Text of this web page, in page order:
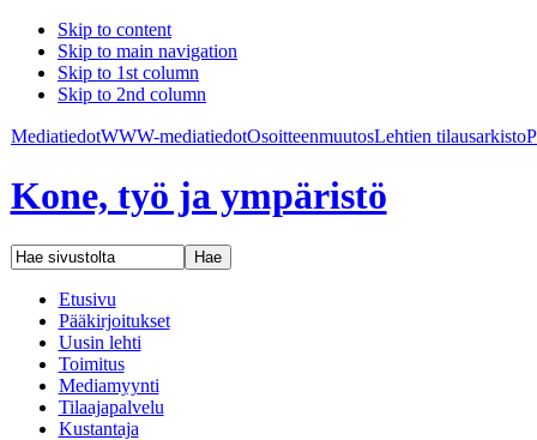
Skip to content
Skip to main navigation
Skip to 1st column
Skip to 2nd column
MediatiedotWWW-mediatiedotOsoitteenmuutosLehtien tilausarkisto
Kone, työ ja ympäristö
Etusivu
Pääkirjoitukset
Uusin lehti
Toimitus
Mediamyynti
Tilaajapalvelu
Kustantaja